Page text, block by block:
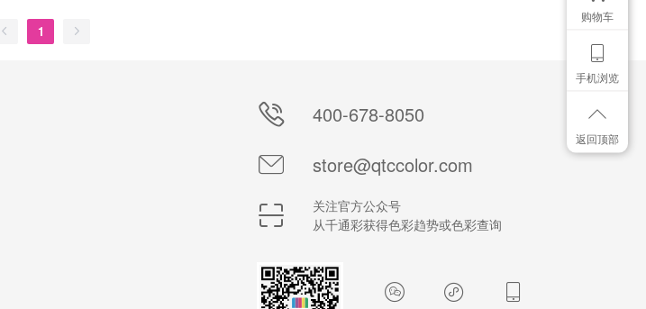
1
400-678-8050
store@qtccolor.com
关注官方公众号
从千通彩获得色彩趋势或色彩查询
购物车
手机浏览
返回顶部